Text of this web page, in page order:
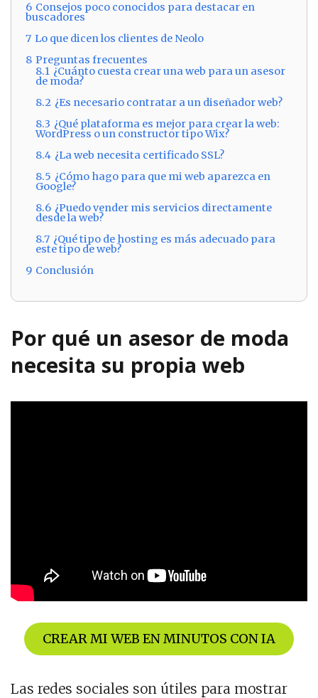
6 Consejos poco conocidos para destacar en
buscadores
7 Lo que dicen los clientes de Neolo
8 Preguntas frecuentes
8.1 ¿Cuánto cuesta crear una web para un asesor
de moda?
8.2 ¿Es necesario contratar a un diseñador web?
8.3 ¿Qué plataforma es mejor para crear la web:
WordPress o un constructor tipo Wix?
8.4 ¿La web necesita certificado SSL?
8.5 ¿Cómo hago para que mi web aparezca en
Google?
8.6 ¿Puedo vender mis servicios directamente
desde la web?
8.7 ¿Qué tipo de hosting es más adecuado para
este tipo de web?
9 Conclusión
Por qué un asesor de moda
necesita su propia web
CREAR MI WEB EN MINUTOS CON IA
Las redes sociales son útiles para mostrar